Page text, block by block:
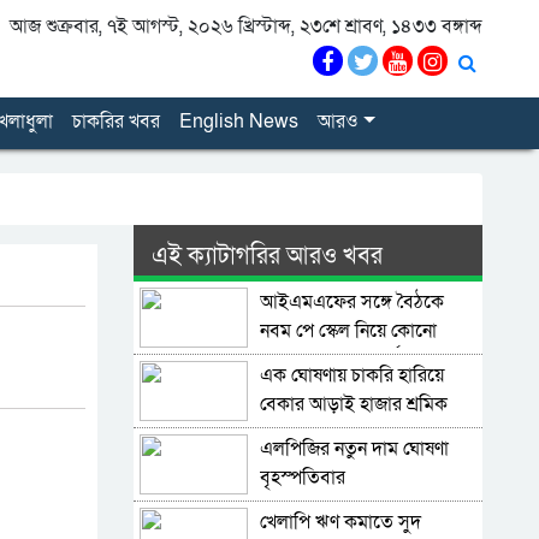
আজ শুক্রবার, ৭ই আগস্ট, ২০২৬ খ্রিস্টাব্দ, ২৩শে শ্রাবণ, ১৪৩৩ বঙ্গাব্দ
চাকরির খবর English News আরও
এই ক্যাটাগরির আরও খবর
আইএমএফের সঙ্গে বৈঠকে
নবম পে স্কেল নিয়ে কোনো
আলোচনা হয়নি: অর্থমন্ত্রী
এক ঘোষণায় চাকরি হারিয়ে
বেকার আড়াই হাজার শ্রমিক
এলপিজির নতুন দাম ঘোষণা
বৃহস্পতিবার
খেলাপি ঋণ কমাতে সুদ